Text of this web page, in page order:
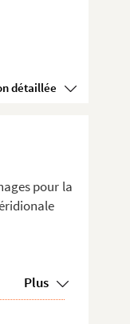
Voir la présentation détaillée
pour la
Plus